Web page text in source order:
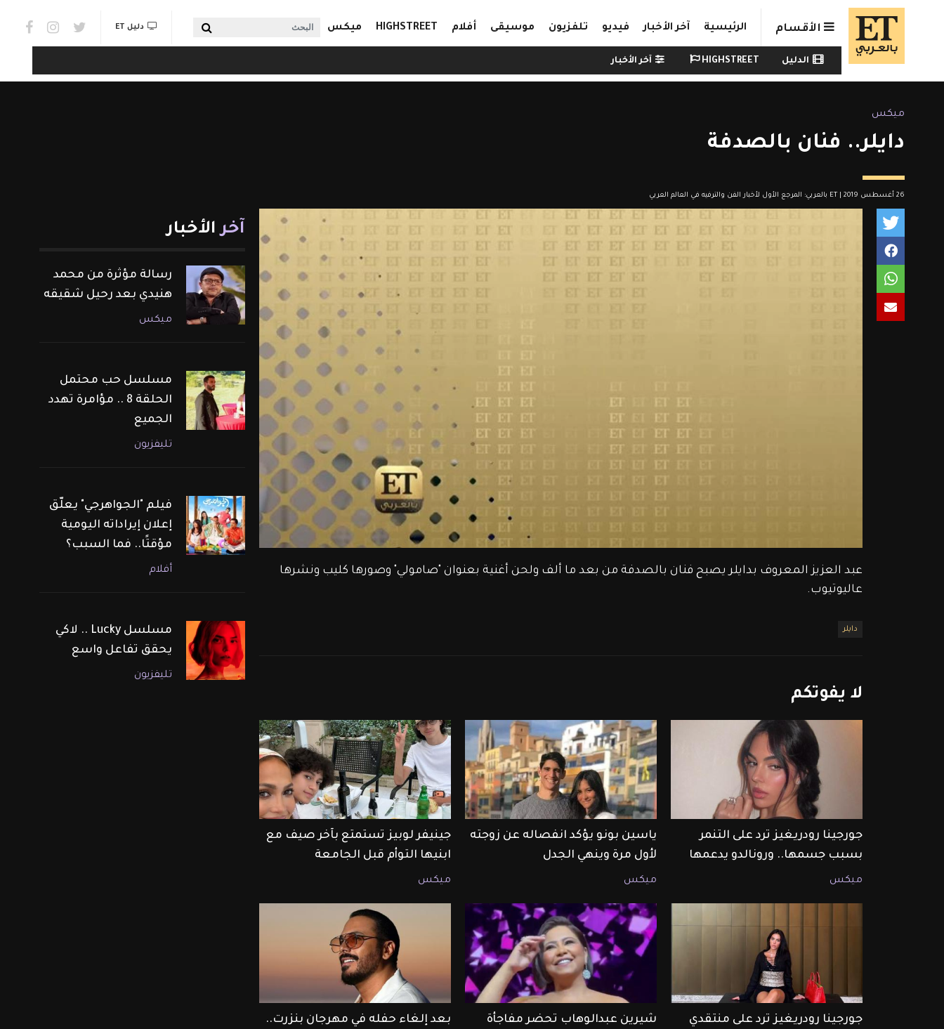
Skip to main content
الأقسام الرئيسية آخر الأخبار فيديو تلفزيون موسيقى أفلام HIGHSTREET ميكس البحث links & Watch
دليل ET
Watch menu
الدليل HIGHSTREET آخر الأخبار
ميكس
دايلر.. فنان بالصدفة
26 أغسطس 2019 | ET بالعربي: المرجع الأول لأخبار الفن والترفيه في العالم العربي
عبد العزيز المعروف بدايلر يصبح فنان بالصدفة من بعد ما ألف ولحن أغنية بعنوان "صامولي" وصورها كليب ونشرها
عاليوتيوب.
دايلر
لا يفوتكم
جورجينا رودريغيز ترد على التنمر
بسبب جسمها.. ورونالدو يدعمها
ميكس
ياسين بونو يؤكد انفصاله عن زوجته
لأول مرة وينهي الجدل
ميكس
جينيفر لوبيز تستمتع بآخر صيف مع
ابنيها التوأم قبل الجامعة
ميكس
جورجينا رودريغيز ترد على منتقدي
شيرين عبدالوهاب تحضر مفاجأة
بعد إلغاء حفله في مهرجان بنزرت..
آخر الأخبار
رسالة مؤثرة من محمد
هنيدي بعد رحيل شقيقه
ميكس
مسلسل حب محتمل
الحلقة 8 .. مؤامرة تهدد
الجميع
تليفزيون
فيلم "الجواهرجي" يعلّق
إعلان إيراداته اليومية
مؤقتًا.. فما السبب؟
أفلام
مسلسل Lucky .. لاكي
يحقق تفاعل واسع
تليفزيون